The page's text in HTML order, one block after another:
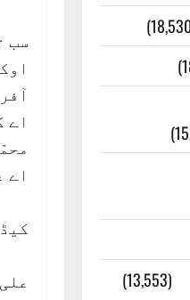
سب
اے
(13,553)